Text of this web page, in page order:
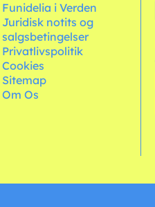
Funidelia i Verden
Juridisk notits og
salgsbetingelser
Privatlivspolitik
Cookies
Sitemap
Om Os